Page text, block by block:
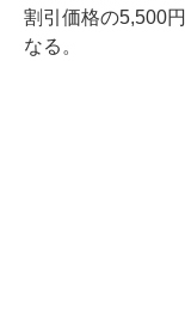
割引価格の5,500
なる。